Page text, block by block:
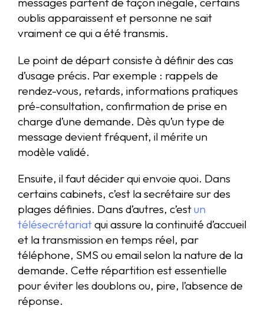
oublis apparaissent et personne ne sait
vraiment ce qui a été transmis.
Le point de départ consiste à définir des cas
d’usage précis. Par exemple : rappels de
rendez-vous, retards, informations pratiques
pré-consultation, confirmation de prise en
charge d’une demande. Dès qu’un type de
message devient fréquent, il mérite un
modèle validé.
Ensuite, il faut décider qui envoie quoi. Dans
certains cabinets, c’est la secrétaire sur des
plages définies. Dans d’autres, c’estun
télésecrétariatqui assure la continuité d’accueil
et la transmission en temps réel, par
téléphone, SMS ou email selon la nature de la
demande. Cette répartition est essentielle
pour éviter les doublons ou, pire, l’absence de
réponse.